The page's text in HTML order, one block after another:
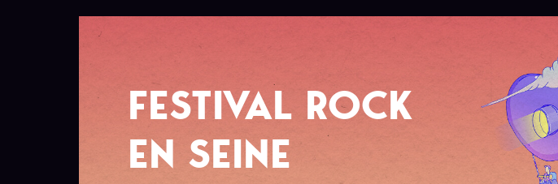
FESTIVAL ROCK
EN SEINE